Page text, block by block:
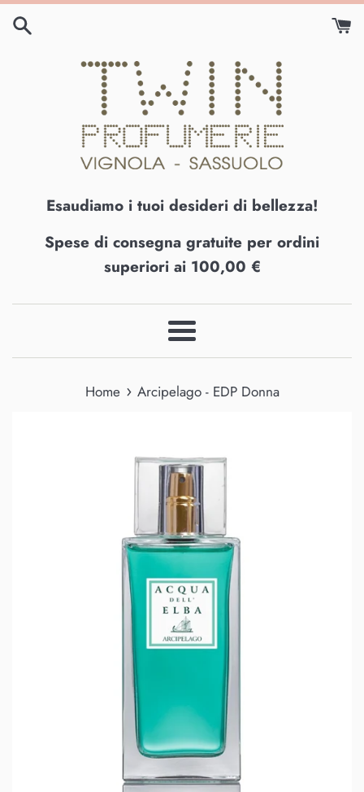
Vai
direttamente
Esaudiamo i tuoi desideri di bellezza!
Spese di consegna gratuite per ordini
superiori ai 100,00 €
Menu
Home › Arcipelago - EDP Donna